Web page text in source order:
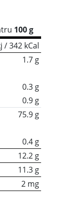
100 g
/ 342 kCal
1.7 g
0.3 g
0.9 g
75.9 g
0.4 g
12.2 g
11.3 g
2 mg